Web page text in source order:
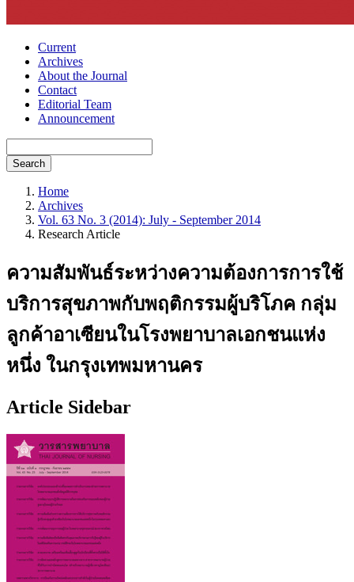
Current
Archives
About the Journal
Contact
Editorial Team
Announcement
Search
Home
Archives
Vol. 63 No. 3 (2014): July - September 2014
Research Article
ความสัมพันธ์ระหว่างความต้องการการใช้
บริการสุขภาพกับพฤติกรรมผู้บริโภค กลุ่ม
ลูกค้าอาเซียนในโรงพยาบาลเอกชนแห่ง
หนึ่ง ในกรุงเทพมหานคร
Article Sidebar